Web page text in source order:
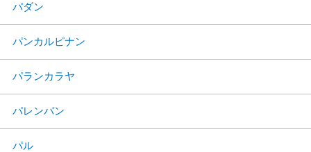
パダン
パンカルピナン
パランカラヤ
パレンバン
パル